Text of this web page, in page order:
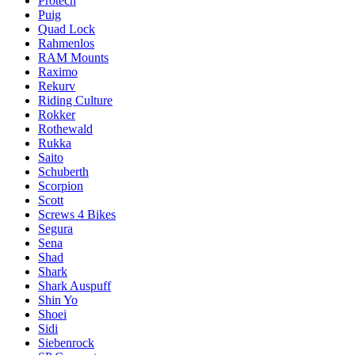
Puig
Quad Lock
Rahmenlos
RAM Mounts
Raximo
Rekurv
Riding Culture
Rokker
Rothewald
Rukka
Saito
Schuberth
Scorpion
Scott
Screws 4 Bikes
Segura
Sena
Shad
Shark
Shark Auspuff
Shin Yo
Shoei
Sidi
Siebenrock